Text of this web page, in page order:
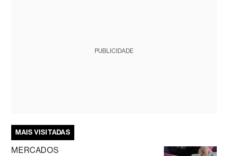
PUBLICIDADE
MAIS VISITADAS
MERCADOS